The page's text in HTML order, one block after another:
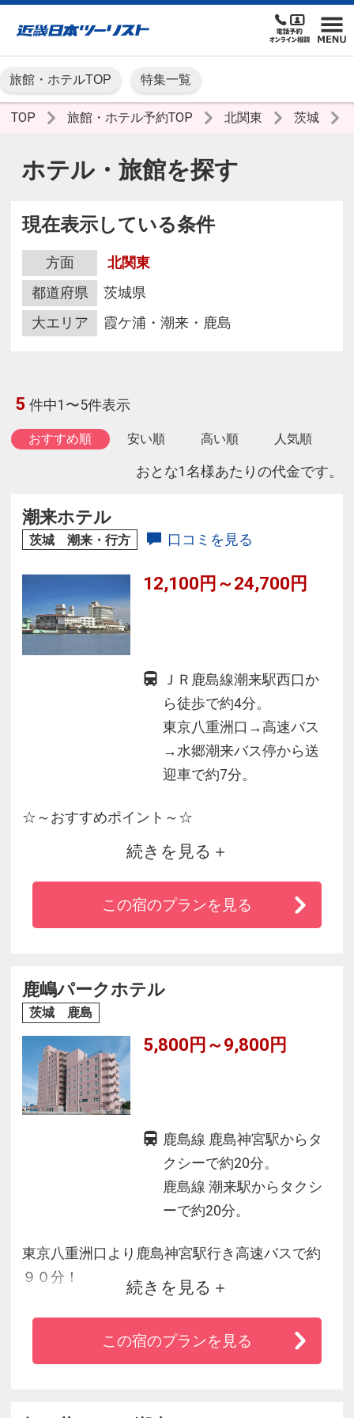
旅館・ホテルTOP 特集一覧
TOP 旅館・ホテル予約TOP 北関東 茨城
ホテル・旅館を探す
現在表示している条件
方面
北関東
都道府県
茨城県
大エリア
霞ケ浦・潮来・鹿島
5 件中1〜5件表示
おすすめ順 安い順 高い順 人気順
おとな1名様あたりの代金です。
潮来ホテル
茨城 潮来・行方 口コミを見る
12,100円～24,700円
ＪＲ鹿島線潮来駅西口か
ら徒歩で約4分。
東京八重洲口→高速バス
→水郷潮来バス停から送
迎車で約7分。
☆～おすすめポイント～☆
◆東京から高速バスで約９０分！約15分間隔で
運転中♪
◆潮来のランドマーク的存在のホテル
◆当ホテルの前にある「あやめ園」は、６月の
あやめまつりの期間、ぼんぼりが灯ります！
も大好評！！
続きを見る
この宿のプランを見る
鹿嶋パークホテル
茨城 鹿島
5,800円～9,800円
鹿島線 鹿島神宮駅からタ
クシーで約20分。
鹿島線 潮来駅からタクシ
ーで約20分。
東京八重洲口より鹿島神宮駅行き高速バスで約
９０分！
鹿島スタジアム、鹿島神宮、鹿島港に近く、ビ
ジネスにも観光にも最適♪
全館高速Ｗｉ－Ｆｉ完備！光明石人工温泉の男
続きを見る
この宿のプランを見る